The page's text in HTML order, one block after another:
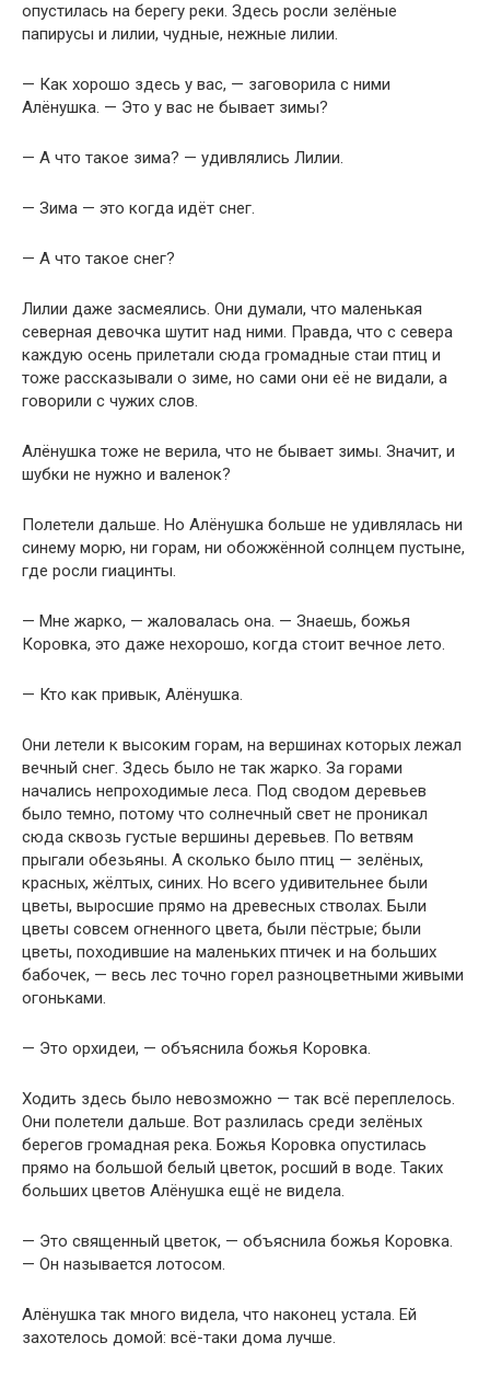
опустилась на берегу реки. Здесь росли зелёные
папирусы и лилии, чудные, нежные лилии.
— Как хорошо здесь у вас, — заговорила с ними
Алёнушка. — Это у вас не бывает зимы?
— А что такое зима? — удивлялись Лилии.
— Зима — это когда идёт снег.
— А что такое снег?
Лилии даже засмеялись. Они думали, что маленькая
северная девочка шутит над ними. Правда, что с севера
каждую осень прилетали сюда громадные стаи птиц и
тоже рассказывали о зиме, но сами они её не видали, а
говорили с чужих слов.
Алёнушка тоже не верила, что не бывает зимы. Значит, и
шубки не нужно и валенок?
Полетели дальше. Но Алёнушка больше не удивлялась ни
синему морю, ни горам, ни обожжённой солнцем пустыне,
где росли гиацинты.
— Мне жарко, — жаловалась она. — Знаешь, божья
Коровка, это даже нехорошо, когда стоит вечное лето.
— Кто как привык, Алёнушка.
Они летели к высоким горам, на вершинах которых лежал
вечный снег. Здесь было не так жарко. За горами
начались непроходимые леса. Под сводом деревьев
было темно, потому что солнечный свет не проникал
сюда сквозь густые вершины деревьев. По ветвям
прыгали обезьяны. А сколько было птиц — зелёных,
красных, жёлтых, синих. Но всего удивительнее были
цветы, выросшие прямо на древесных стволах. Были
цветы совсем огненного цвета, были пёстрые; были
цветы, походившие на маленьких птичек и на больших
бабочек, — весь лес точно горел разноцветными живыми
огоньками.
— Это орхидеи, — объяснила божья Коровка.
Ходить здесь было невозможно — так всё переплелось.
Они полетели дальше. Вот разлилась среди зелёных
берегов громадная река. Божья Коровка опустилась
прямо на большой белый цветок, росший в воде. Таких
больших цветов Алёнушка ещё не видела.
— Это священный цветок, — объяснила божья Коровка.
— Он называется лотосом.
Алёнушка так много видела, что наконец устала. Ей
захотелось домой: всё-таки дома лучше.